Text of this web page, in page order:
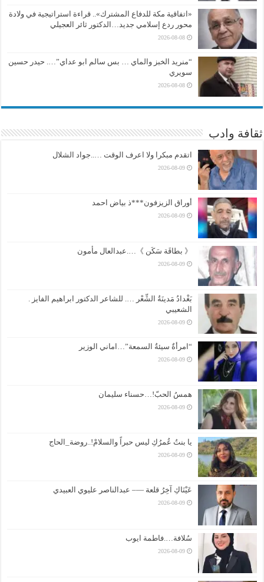
«اتفاقية مكة للدفاع المشترك».. قراءة استراتيجية في ولادة
محور ردع إسلامي جديد…الدكتور ثائر العجيلي
2026-08-08
“منريد الخبز والماي … بس سالم ابو عداي”…. حيدر حسين
سويري
2026-08-08
ثقافة وادب
اتقدم مبكرا ولا اعرف الوقت …..جواد الشلال
2026-08-09
أوراق الزيزفون***ذ بياض احمد
2026-08-09
《 بطاقَة سَكَن 》….عبدالعال مأمون
2026-08-09
بَغْدادُ مَدينَةُ الشِّعْر …. للشاعر الدكتور ابراهيم الفايز .
الشعيبي
2026-08-09
“امرأةٌ سيئةُ السمعة”…اماني الوزير
2026-08-09
همسُ الحبّ!…حسناء سليمان
2026-08-09
يا بنتُ عُمرُكِ ليس حبراً والسلامْ!..روضة_الحاج
2026-08-09
عَيْنَاكِ آخِرُ قلعة —– عبدالناصر عليوي العبيدي
2026-08-09
سُلافة….فاطمة ايوب
2026-08-09